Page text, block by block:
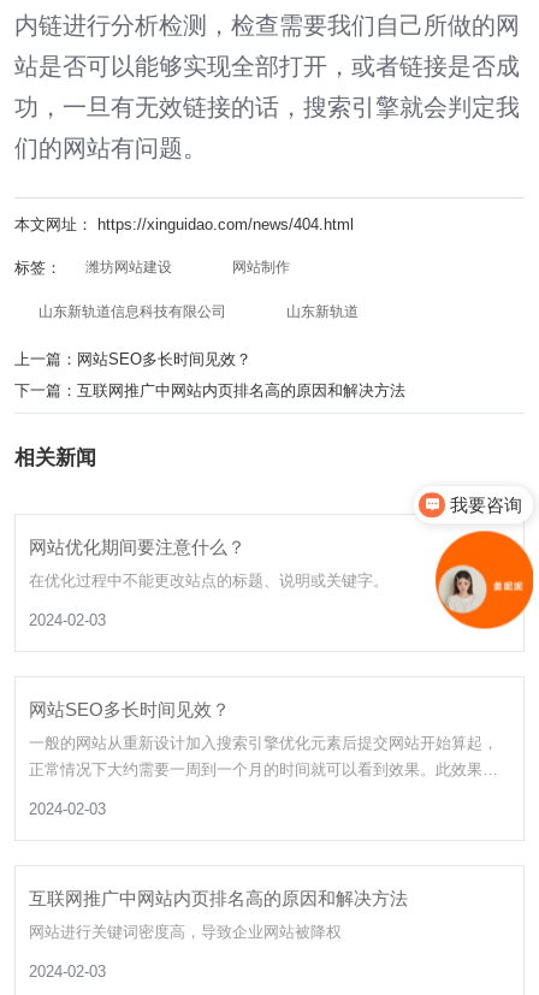
内链进行分析检测，检查需要我们自己所做的网
站是否可以能够实现全部打开，或者链接是否成
功，一旦有无效链接的话，搜索引擎就会判定我
们的网站有问题。
本文网址： https://xinguidao.com/news/404.html
标签： 潍坊网站建设 网站制作
山东新轨道信息科技有限公司 山东新轨道
上一篇： 网站SEO多长时间见效？
下一篇： 互联网推广中网站内页排名高的原因和解决方法
相关新闻
网站优化期间要注意什么？
在优化过程中不能更改站点的标题、说明或关键字。
2024-02-03
网站SEO多长时间见效？
一般的网站从重新设计加入搜索引擎优化元素后提交网站开始算起，
正常情况下大约需要一周到一个月的时间就可以看到效果。此效果仅
2024-02-03
互联网推广中网站内页排名高的原因和解决方法
网站进行关键词密度高，导致企业网站被降权
2024-02-03
我要咨询